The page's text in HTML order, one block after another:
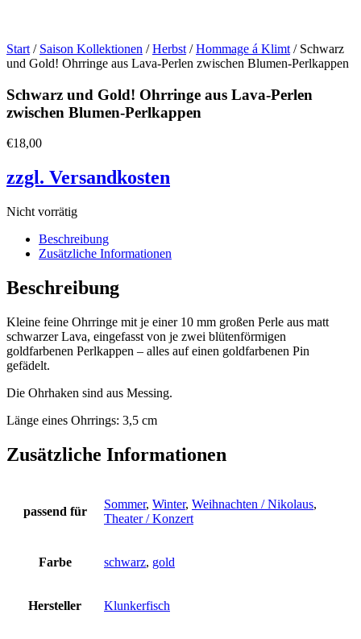
Start / Saison Kollektionen /Herbst /Hommage á Klimt / Schwarz
und Gold! Ohrringe aus Lava-Perlen zwischen Blumen-Perlkappen
Schwarz und Gold! Ohrringe aus Lava-Perlen
zwischen Blumen-Perlkappen
€18,00
zzgl. Versandkosten
Nicht vorrätig
Beschreibung
Zusätzliche Informationen
Beschreibung
Kleine feine Ohrringe mit je einer 10 mm großen Perle aus matt
schwarzer Lava, eingefasst von je zwei blütenförmigen
goldfarbenen Perlkappen – alles auf einen goldfarbenen Pin
gefädelt.
Die Ohrhaken sind aus Messing.
Länge eines Ohrrings: 3,5 cm
Zusätzliche Informationen
passend für
Sommer, Winter, Weihnachten / Nikolaus,
Theater / Konzert
Farbe schwarz, gold
Hersteller Klunkerfisch